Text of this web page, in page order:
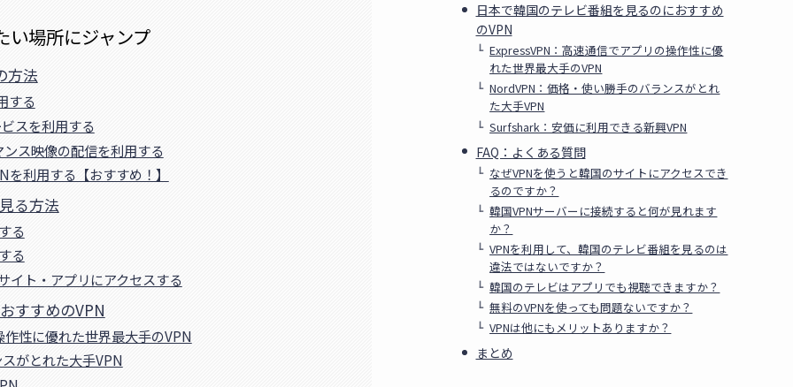
い場所にジャンプ
方法
する
スを利用する
ス映像の配信を利用する
利用する【おすすめ！】
る方法
る
る
イト・アプリにアクセスする
すすめのVPN
性に優れた世界最大手のVPN
がとれた大手VPN
日本で韓国のテレビ番組を見るのにおすすめ
のVPN
ExpressVPN：高速通信でアプリの操作性に優
れた世界最大手のVPN
NordVPN：価格・使い勝手のバランスがとれ
た大手VPN
Surfshark：安価に利用できる新興VPN
FAQ：よくある質問
なぜVPNを使うと韓国のサイトにアクセスでき
るのですか？
韓国VPNサーバーに接続すると何が見れます
か？
VPNを利用して、韓国のテレビ番組を見るのは
違法ではないですか？
韓国のテレビはアプリでも視聴できますか？
無料のVPNを使っても問題ないですか？
VPNは他にもメリットありますか？
まとめ